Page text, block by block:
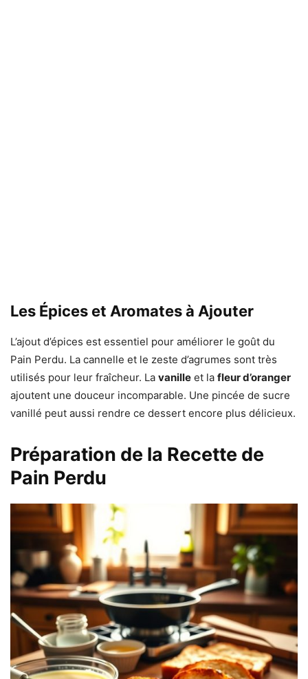
Les Épices et Aromates à Ajouter
L’ajout d’épices est essentiel pour améliorer le goût du
Pain Perdu. La cannelle et le zeste d’agrumes sont très
utilisés pour leur fraîcheur. La vanille et la fleur d’oranger
ajoutent une douceur incomparable. Une pincée de sucre
vanillé peut aussi rendre ce dessert encore plus délicieux.
Préparation de la Recette de
Pain Perdu